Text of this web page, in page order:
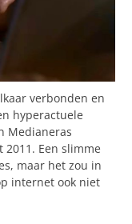
verbonden en
hyperactuele
Medianeras
Een slimme
maar het zou in
internet ook niet